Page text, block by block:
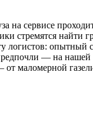
сервисе
стремятся
логистов:
— на нашей
маломерной